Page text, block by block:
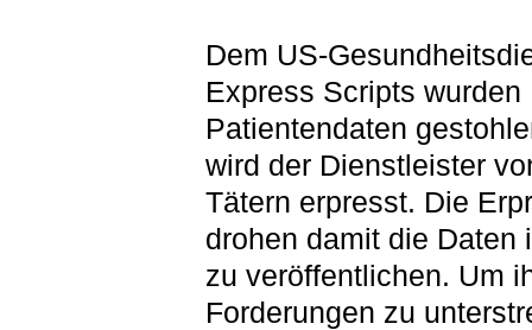
Dem US-
Express Scripts wurden
Patientendaten
wird der Dienstleister
Tätern erpresst. Die
drohen damit die Daten
zu veröffentlichen. Um
Forderungen zu